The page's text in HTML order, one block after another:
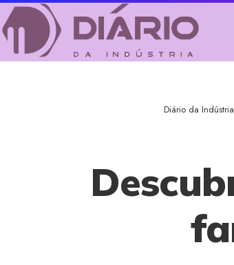
Diário da Indústria